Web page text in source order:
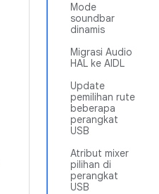
Mode
soundbar
dinamis
Migrasi Audio
HAL ke AIDL
Update
pemilihan rute
beberapa
perangkat
USB
Atribut mixer
pilihan di
perangkat
USB